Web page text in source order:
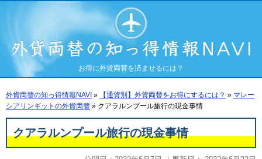
お得に外貨両替を済ませるには？
外貨両替の知っ得情報NAVI » 【通貨別】外貨両替をお得にするには？ » マレー
シアリンギットの外貨両替 » クアラルンプール旅行の現金事情
クアラルンプール旅行の現金事情